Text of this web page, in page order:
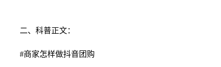
二、科普正文：
#商家怎样做抖音团购